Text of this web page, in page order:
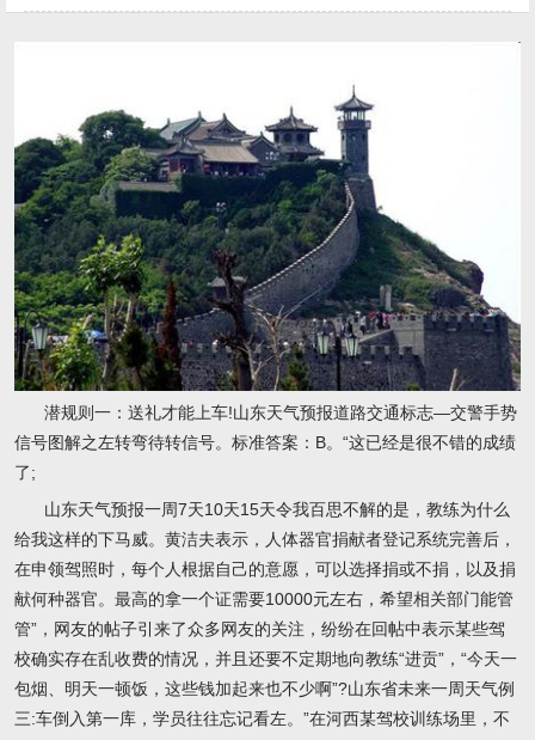
潜规则一：送礼才能上车!山东天气预报道路交通标志—交警手势
信号图解之左转弯待转信号。标准答案：B。“这已经是很不错的成绩
了;
山东天气预报一周7天10天15天令我百思不解的是，教练为什么
给我这样的下马威。黄洁夫表示，人体器官捐献者登记系统完善后，
在申领驾照时，每个人根据自己的意愿，可以选择捐或不捐，以及捐
献何种器官。最高的拿一个证需要10000元左右，希望相关部门能管
管”，网友的帖子引来了众多网友的关注，纷纷在回帖中表示某些驾
校确实存在乱收费的情况，并且还要不定期地向教练“进贡”，“今天一
包烟、明天一顿饭，这些钱加起来也不少啊”?山东省未来一周天气例
三:车倒入第一库，学员往往忘记看左。”在河西某驾校训练场里，不